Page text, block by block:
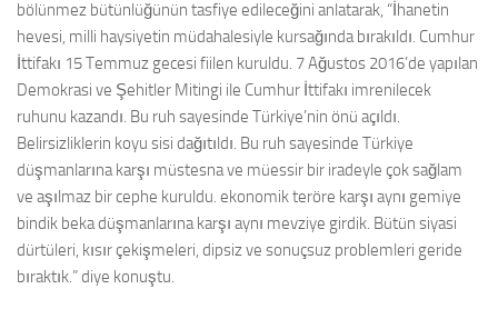
bölünmez bütünlüğünün tasfiye edileceğini anlatarak, “İhanetin
hevesi, milli haysiyetin müdahalesiyle kursağında bırakıldı. Cumhur
İttifakı 15 Temmuz gecesi fiilen kuruldu. 7 Ağustos 2016’de yapılan
Demokrasi ve Şehitler Mitingi ile Cumhur İttifakı imrenilecek
ruhunu kazandı. Bu ruh sayesinde Türkiye’nin önü açıldı.
Belirsizliklerin koyu sisi dağıtıldı. Bu ruh sayesinde Türkiye
düşmanlarına karşı müstesna ve müessir bir iradeyle çok sağlam
ve aşılmaz bir cephe kuruldu. ekonomik teröre karşı aynı gemiye
bindik beka düşmanlarına karşı aynı mevziye girdik. Bütün siyasi
dürtüleri, kısır çekişmeleri, dipsiz ve sonuçsuz problemleri geride
bıraktık.” diye konuştu.